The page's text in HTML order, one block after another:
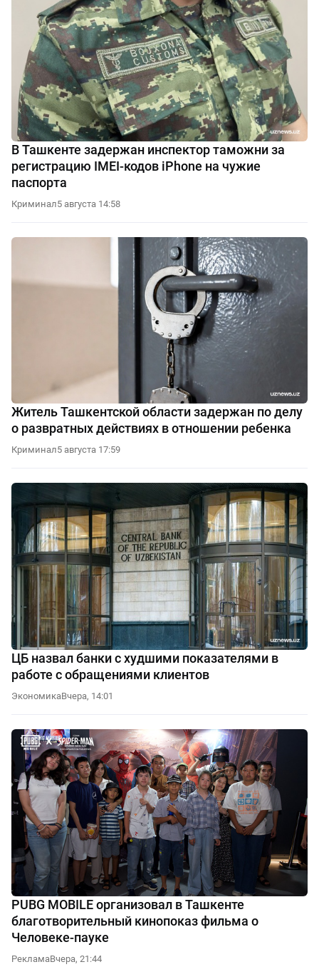
В Ташкенте задержан инспектор таможни за
регистрацию IMEI-кодов iPhone на чужие
паспорта
Криминал5 августа 14:58
Житель Ташкентской области задержан по делу
о развратных действиях в отношении ребенка
Криминал5 августа 17:59
ЦБ назвал банки с худшими показателями в
работе с обращениями клиентов
ЭкономикаВчера, 14:01
PUBG MOBILE организовал в Ташкенте
благотворительный кинопоказ фильма о
Человеке-пауке
РекламаВчера, 21:44